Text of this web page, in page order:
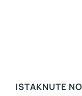
ISTAKNUTE